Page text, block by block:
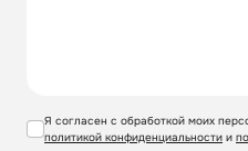
Я согласен с обработкой моих
политикой конфиденциальности и